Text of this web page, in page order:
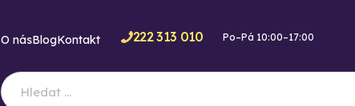
O násBlogKontakt 222 313 010 Po–Pá 10:00–17:00